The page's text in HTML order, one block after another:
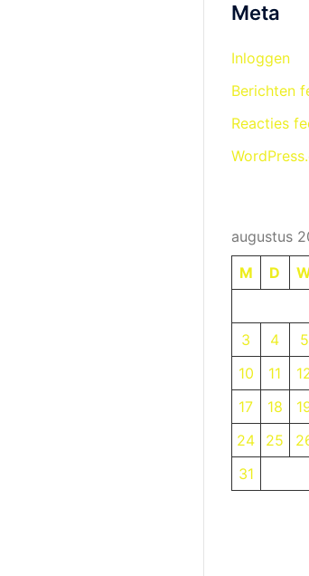
Meta
Inloggen
Berichten
Reacties
augustus
M
D
3
4 5
10
11
17
18
24
25
31